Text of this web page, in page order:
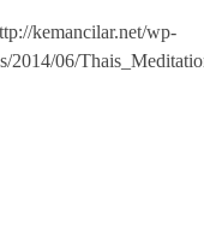
kemancilar.net/wp-
2014/06/